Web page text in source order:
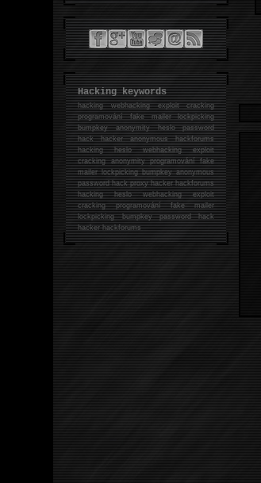
Hacking keywords
hackingwebhacking exploit cracking
programování fake mailer lockpicking
bumpkey anonymity heslo password
hackhacker anonymous hackforums
hackingheslo webhacking exploit
cracking anonymity programování fake
mailer lockpicking bumpkey anonymous
password hack proxy hacker hackforums
hacking heslo webhacking exploit
cracking programování fake mailer
lockpicking bumpkey password hack
hackerhackforums